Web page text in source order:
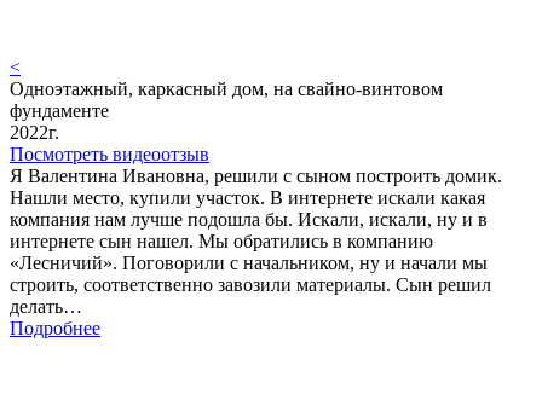
<
Одноэтажный, каркасный дом, на свайно-винтовом
фундаменте
2022г.
Посмотреть видеоотзыв
Я Валентина Ивановна, решили с сыном построить домик.
Нашли место, купили участок. В интернете искали какая
компания нам лучше подошла бы. Искали, искали, ну и в
интернете сын нашел. Мы обратились в компанию
«Лесничий». Поговорили с начальником, ну и начали мы
строить, соответственно завозили материалы. Сын решил
делать…
Подробнее